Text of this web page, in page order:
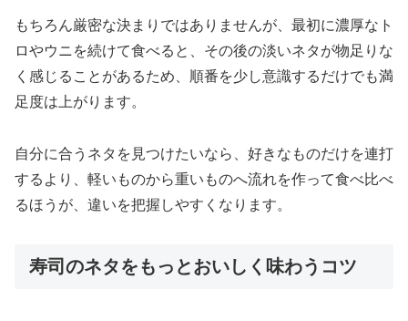
もちろん厳密な決まりではありませんが、最初に濃厚なト
ロやウニを続けて食べると、その後の淡いネタが物足りな
く感じることがあるため、順番を少し意識するだけでも満
足度は上がります。
自分に合うネタを見つけたいなら、好きなものだけを連打
するより、軽いものから重いものへ流れを作って食べ比べ
るほうが、違いを把握しやすくなります。
寿司のネタをもっとおいしく味わうコツ